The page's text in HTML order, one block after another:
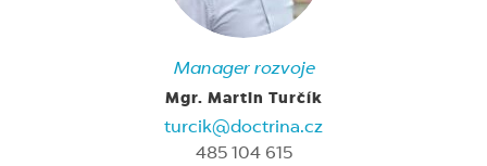
Manager rozvoje
Mgr. Martin Turčík
turcik@doctrina.cz
485 104 615